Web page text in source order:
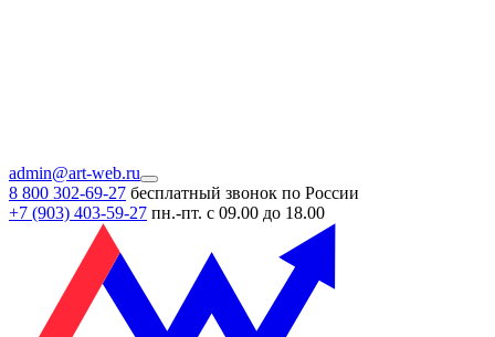
admin@art-web.ru
8 800 302-69-27 бесплатный звонок по России
+7 (903) 403-59-27 пн.-пт. с 09.00 до 18.00